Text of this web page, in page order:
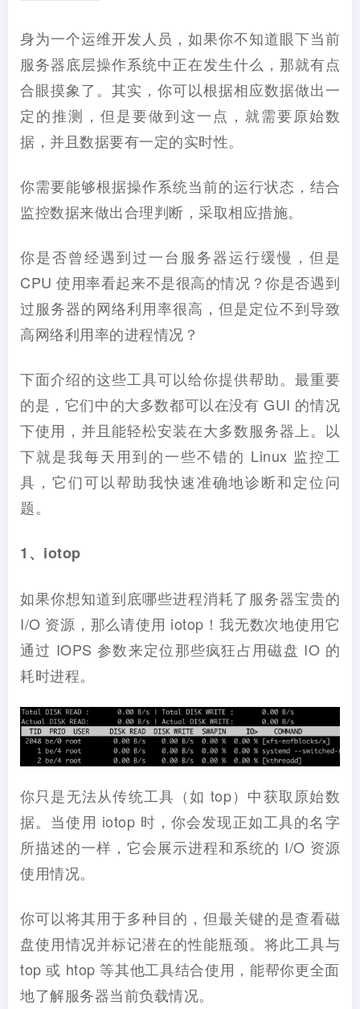
身为一个运维开发人员，如果你不知道眼下当前
服务器底层操作系统中正在发生什么，那就有点
合眼摸象了。其实，你可以根据相应数据做出一
定的推测，但是要做到这一点，就需要原始数
据，并且数据要有一定的实时性。
你需要能够根据操作系统当前的运行状态，结合
监控数据来做出合理判断，采取相应措施。
你是否曾经遇到过一台服务器运行缓慢，但是
CPU 使用率看起来不是很高的情况？你是否遇到
过服务器的网络利用率很高，但是定位不到导致
高网络利用率的进程情况？
下面介绍的这些工具可以给你提供帮助。最重要
的是，它们中的大多数都可以在没有 GUI 的情况
下使用，并且能轻松安装在大多数服务器上。以
下就是我每天用到的一些不错的 Linux 监控工
具，它们可以帮助我快速准确地诊断和定位问
题。
1、iotop
如果你想知道到底哪些进程消耗了服务器宝贵的
I/O 资源，那么请使用 iotop！我无数次地使用它
通过 IOPS 参数来定位那些疯狂占用磁盘 IO 的
耗时进程。
你只是无法从传统工具（如 top）中获取原始数
据。当使用 iotop 时，你会发现正如工具的名字
所描述的一样，它会展示进程和系统的 I/O 资源
使用情况。
你可以将其用于多种目的，但最关键的是查看磁
盘使用情况并标记潜在的性能瓶颈。将此工具与
top 或 htop 等其他工具结合使用，能帮你更全面
地了解服务器当前负载情况。